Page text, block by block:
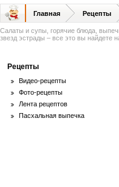
Главная Рецепты
Салаты и супы, горячие блюда,
звезд эстрады – все это вы найдете
Рецепты
Видео-рецепты
Фото-рецепты
Лента рецептов
Пасхальная выпечка